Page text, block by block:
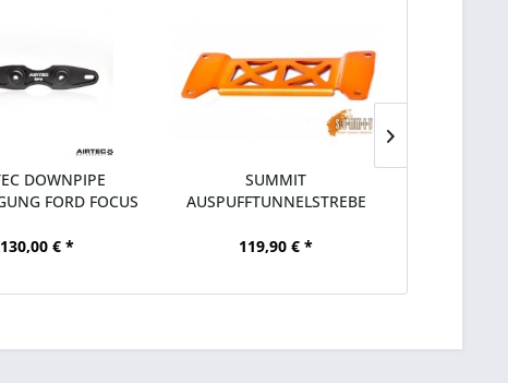
DOWNPIPE
FORD FOCUS
130,00 € *
SUMMIT
AUSPUFFTUNNELSTREBE
119,90 € *